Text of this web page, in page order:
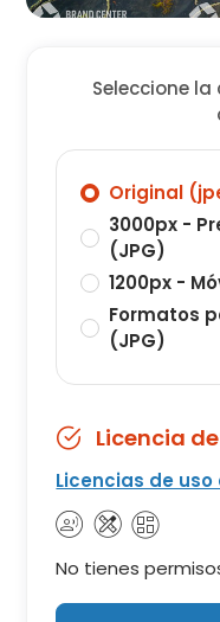
Seleccione
Original
3000px -
(JPG)
1200px -
Formatos
(JPG)
Licencia
Licencias de
No tienes